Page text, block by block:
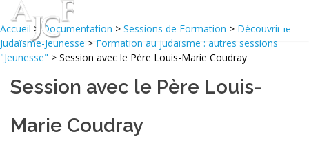
Accueil >Documentation > Sessions de Formation > Découvrir le
Judaïsme-Jeunesse > Formation au judaïsme : autres sessions
"Jeunesse" > Session avec le Père Louis-Marie Coudray
Session avec le Père Louis-
Marie Coudray